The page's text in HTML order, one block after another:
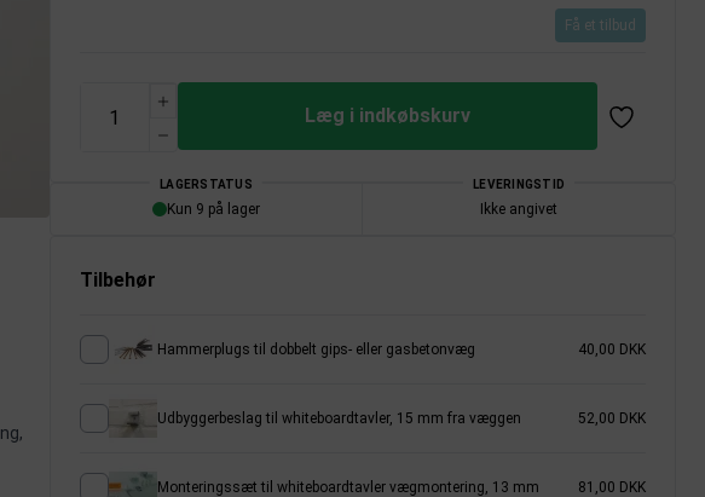
Få et tilbud
Læg i indkøbskurv
LAGERSTATUS
Kun 9 på lager
LEVERINGSTID
Ikke angivet
Tilbehør
Hammerplugs til dobbelt gips- eller gasbetonvæg 40,00 DKK
Udbyggerbeslag til whiteboardtavler, 15 mm fra væggen 52,00 DKK
Monteringssæt til whiteboardtavler vægmontering, 13 mm 81,00 DKK